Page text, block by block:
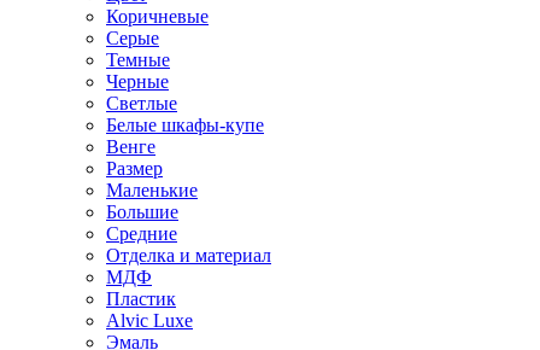
Коричневые
Серые
Темные
Черные
Светлые
Белые шкафы-купе
Венге
Размер
Маленькие
Большие
Средние
Отделка и материал
МДФ
Пластик
Alvic Luxe
Эмаль